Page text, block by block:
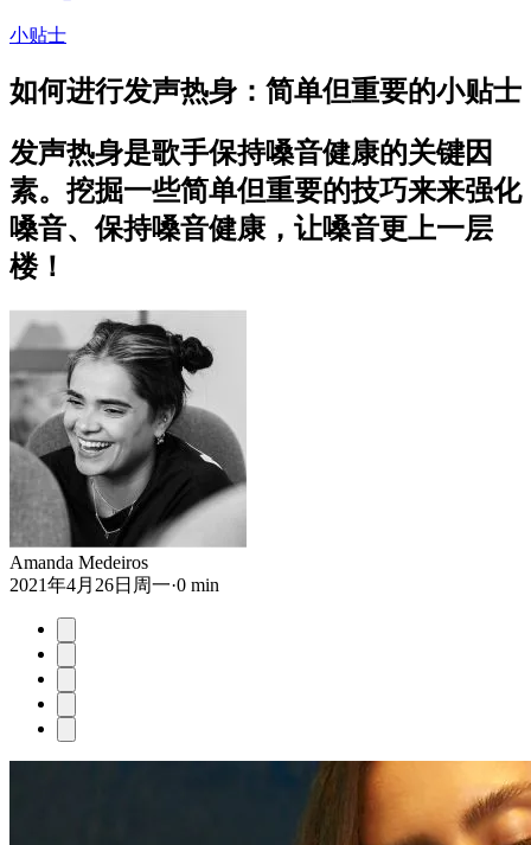
小贴士
如何进行发声热身：简单但重要的小贴士
发声热身是歌手保持嗓音健康的关键因
素。挖掘一些简单但重要的技巧来来强化
嗓音、保持嗓音健康，让嗓音更上一层
楼！
Amanda Medeiros
2021年4月26日周一·0 min